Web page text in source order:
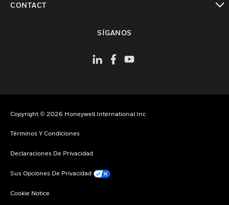
CONTACT
SÍGANOS
Copyright © 2026 Honeywell International Inc
Términos Y Condiciones
Declaraciones De Privacidad
Sus Opciones De Privacidad
Cookie Notice